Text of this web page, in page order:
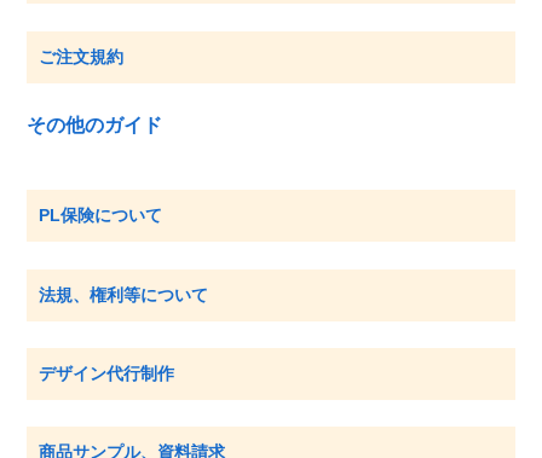
ご注文規約
その他のガイド
PL保険について
法規、権利等について
デザイン代行制作
商品サンプル、資料請求